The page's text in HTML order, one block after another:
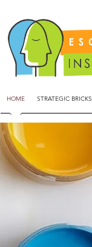
HOME STRATEGIC BRICKS